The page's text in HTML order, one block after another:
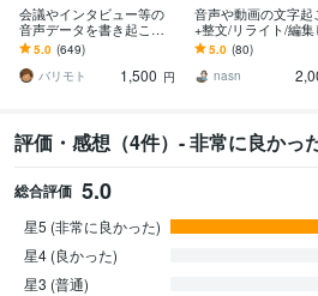
会議やインタビュー等の
音声データを書き起こし
ます 弁護士事務所のお墨
付き！裁判所提出用の通
話記録の文字起こし！
5.0 (649)
バリモト
1,500 円
音声や動画の文字起
+整文/リライト/編集
す 綺麗な文章に！記
化、動画テロップ、
録、AIの手直しなど
5.0 (80)
nasn
評価・感想（4件）- 非常に良かっ
総合評価 5.0
星5 (非常に良かった)
星4 (良かった)
星3 (普通)